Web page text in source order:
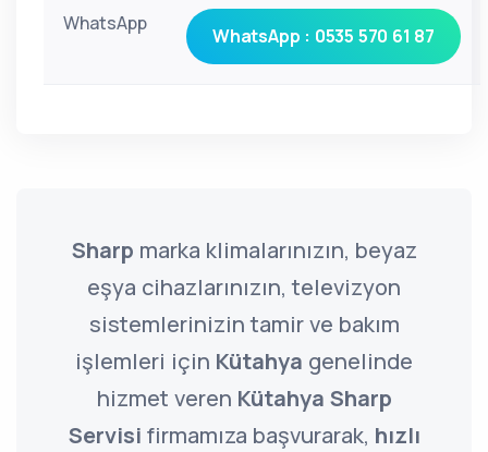
WhatsApp
WhatsApp : 0535 570 61 87
Sharp marka klimalarınızın, beyaz
eşya cihazlarınızın, televizyon
sistemlerinizin tamir ve bakım
işlemleri için Kütahya genelinde
hizmet veren Kütahya Sharp
Servisi firmamıza başvurarak, hızlı